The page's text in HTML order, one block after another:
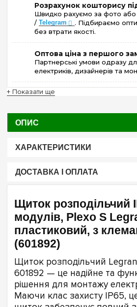
Розрахунок кошторису
Швидко рахуємо за фото
/ Telegram
. Підбираємо
без втрати якості.
Оптова ціна з першого
Партнерські умови одразу
електриків, дизайнерів та
+ Показати ще
ОПИС
ХАРАКТЕРИСТИКИ
ДОСТАВКА І ОПЛАТА
Щиток розподільчий
модулів, Plexo S
пластиковий, з
(601892)
Щиток розподільчий
601892 — це надійне та
рішення для монтажу
Маючи клас захисту IP65,